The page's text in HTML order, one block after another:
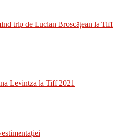
trip de Lucian Broscățean la Tiff
Levintza la Tiff 2021